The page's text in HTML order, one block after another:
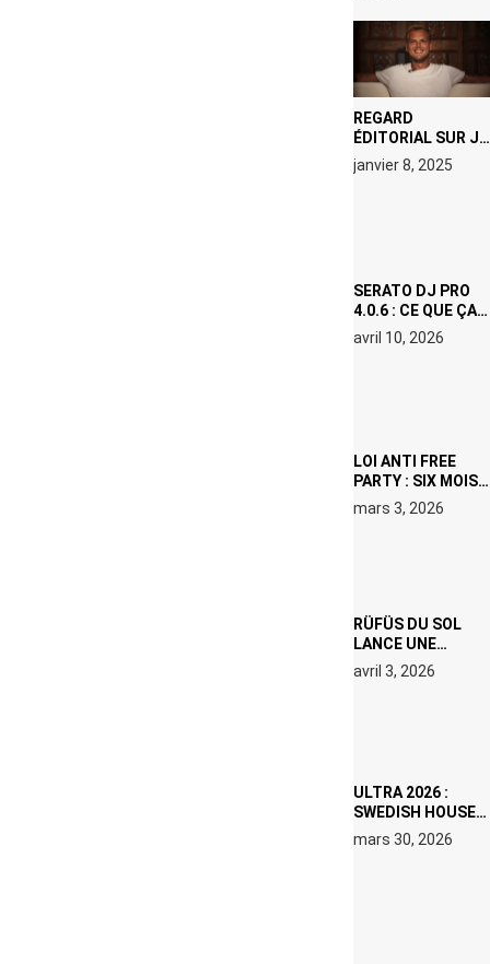
REGARD
ÉDITORIAL SUR JE
M’APPELLE TIM
(NETFLIX) : AVICII,
janvier 8, 2025
SERATO DJ PRO
4.0.6 : CE QUE ÇA
CHANGE, MÊME SI
VOUS N’ÊTES NI
avril 10, 2026
LOI ANTI FREE
PARTY : SIX MOIS
DE PRISON ET 5
000 € D’AMENDE
mars 3, 2026
RÜFÜS DU SOL
LANCE UNE
RÉSIDENCE DJ
SET DE QUATRE
avril 3, 2026
ULTRA 2026 :
SWEDISH HOUSE
MAFIA RETROUVE
ERIC PRYDZ DANS
mars 30, 2026